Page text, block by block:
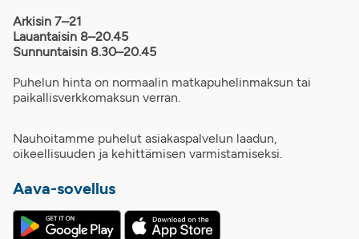
Arkisin 7–21
Lauantaisin 8–20.45
Sunnuntaisin 8.30–20.45
Puhelun hinta on normaalin matkapuhelinmaksun tai
paikallisverkkomaksun verran.
Nauhoitamme puhelut asiakaspalvelun laadun,
oikeellisuuden ja kehittämisen varmistamiseksi.
Aava-sovellus